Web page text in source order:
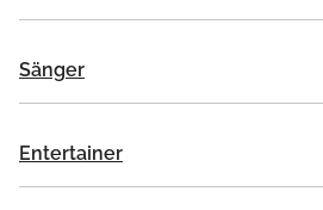
Sänger
Entertainer